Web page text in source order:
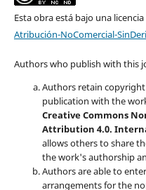
Esta obra está bajo una
Atribución-NoComercial-
Authors who publish with this
Authors retain
publication with the
Creative Commons
Attribution 4.0.
allows others to share
the work's authorship
Authors are able to
arrangements for the